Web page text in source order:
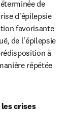
de
d'épilepsie
favorisante
de l'épilepsie
à
répétée
crises